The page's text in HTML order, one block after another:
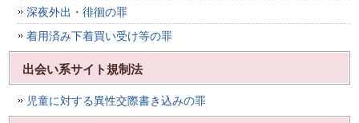
深夜外出・徘徊の罪
着用済み下着買い受け等の罪
出会い系サイト規制法
児童に対する異性交際書き込みの罪